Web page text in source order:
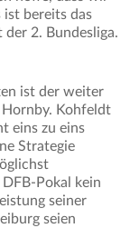
ist bereits das
2. Bundesliga.
ist der weiter
Hornby. Kohfeldt
eins zu eins
Strategie
Pokal kein
seiner
seien